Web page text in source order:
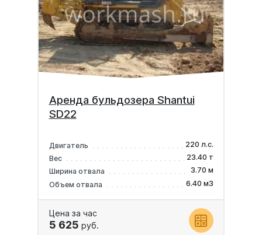
Аренда бульдозера Shantui
SD22
Двигатель
220 л.с.
Вес
23.40 т
Ширина отвала
3.70 м
Объем отвала
6.40 м3
Цена за час
5 625 руб.